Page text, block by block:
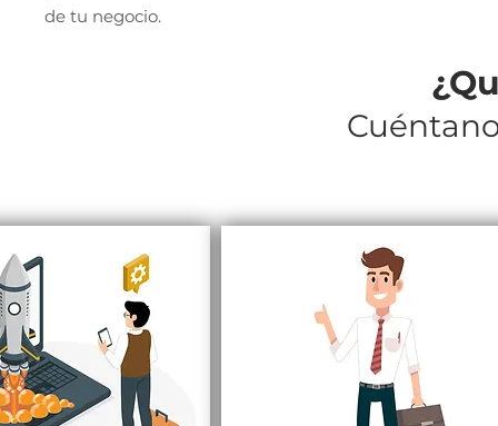
de tu negocio.